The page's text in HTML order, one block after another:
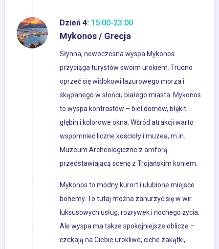
Dzień 4: 15:00-23:00
Mykonos / Grecja
Słynna, nowoczesna wyspa Mykonos
przyciąga turystów swoim urokiem. Trudno
oprzeć się widokowi lazurowego morza i
skąpanego w słońcu białego miasta. Mykonos
to wyspa kontrastów – biel domów, błękit
głębin i kolorowe okna. Wśród atrakcji warto
wspomnieć liczne kościoły i muzea, m.in.
Muzeum Archeologiczne z amforą
przedstawiającą scenę z Trojańskim koniem.
Mykonos to modny kurort i ulubione miejsce
bohemy. To tutaj można zanurzyć się w wir
luksusowych usług, rozrywek i nocnego życia.
Ale wyspa ma także spokojniejsze oblicze –
czekają na Ciebie urokliwe, ciche zakątki,